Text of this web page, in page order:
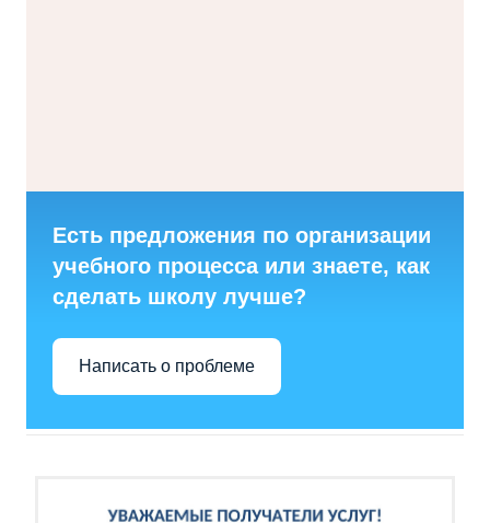
Есть предложения по организации
учебного процесса или знаете, как
сделать школу лучше?
Написать о проблеме